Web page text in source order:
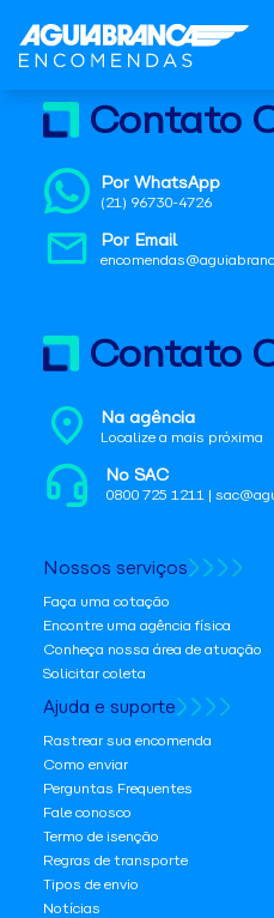
Contato
Por WhatsApp
(21) 96730-4726
Por Email
Contato
Na agência
Localize a mais próxima
No SAC
0800 725 1211 |
Nossos serviços
Faça uma cotação
Encontre uma agência física
Conheça nossa área de atuação
Solicitar coleta
Ajuda e suporte
Rastrear sua encomenda
Como enviar
Perguntas Frequentes
Fale conosco
Termo de isenção
Regras de transporte
Tipos de envio
Notícias